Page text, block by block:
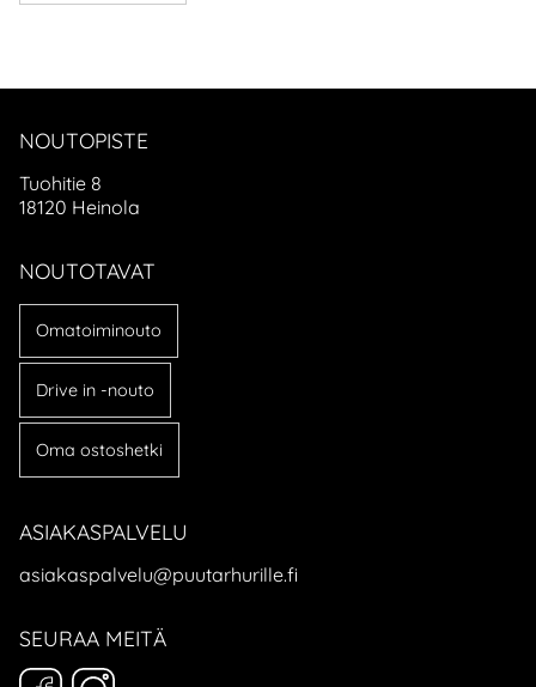
NOUTOPISTE
Tuohitie 8
18120 Heinola
NOUTOTAVAT
Omatoiminouto
Drive in -nouto
Oma ostoshetki
ASIAKASPALVELU
asiakaspalvelu@puutarhurille.fi
SEURAA MEITÄ